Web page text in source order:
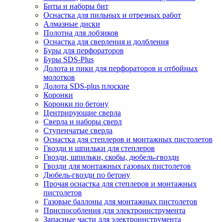
Биты и наборы бит
Оснастка для пильных и отрезных работ
Алмазные диски
Полотна для лобзиков
Оснастка для сверления и долбления
Буры для перфораторов
Буры SDS-Plus
Долота и пики для перфораторов и отбойных
молотков
Долота SDS-plus плоские
Коронки
Коронки по бетону
Центрирующие сверла
Сверла и наборы сверл
Ступенчатые сверла
Оснастка для степлеров и монтажных пистолетов
Гвозди и шпильки для степлеров
Гвозди, шпильки, скобы, дюбель-гвозди
Гвозди для монтажных газовых пистолетов
Дюбель-гвозди по бетону
Прочая оснастка для степлеров и монтажных
пистолетов
Газовые баллоны для монтажных пистолетов
Приспособления для электроинструмента
Запасные части для электроинструмента